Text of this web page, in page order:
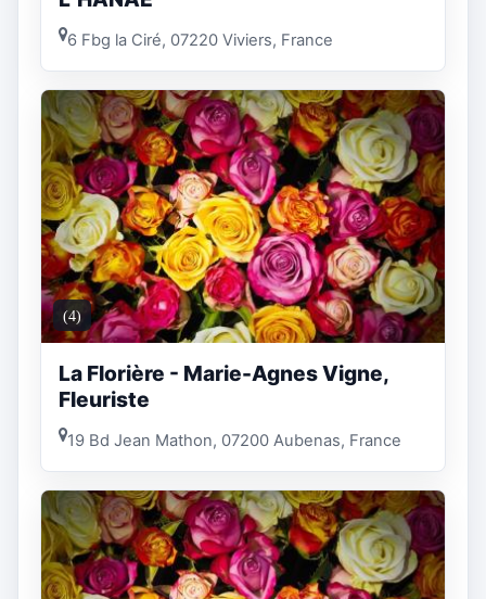
6 Fbg la Ciré, 07220 Viviers, France
(4)
La Florière - Marie-Agnes Vigne,
Fleuriste
19 Bd Jean Mathon, 07200 Aubenas, France